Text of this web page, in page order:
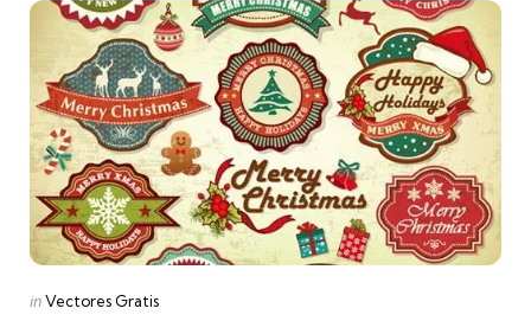
Categories
Posted
inVectores Gratis